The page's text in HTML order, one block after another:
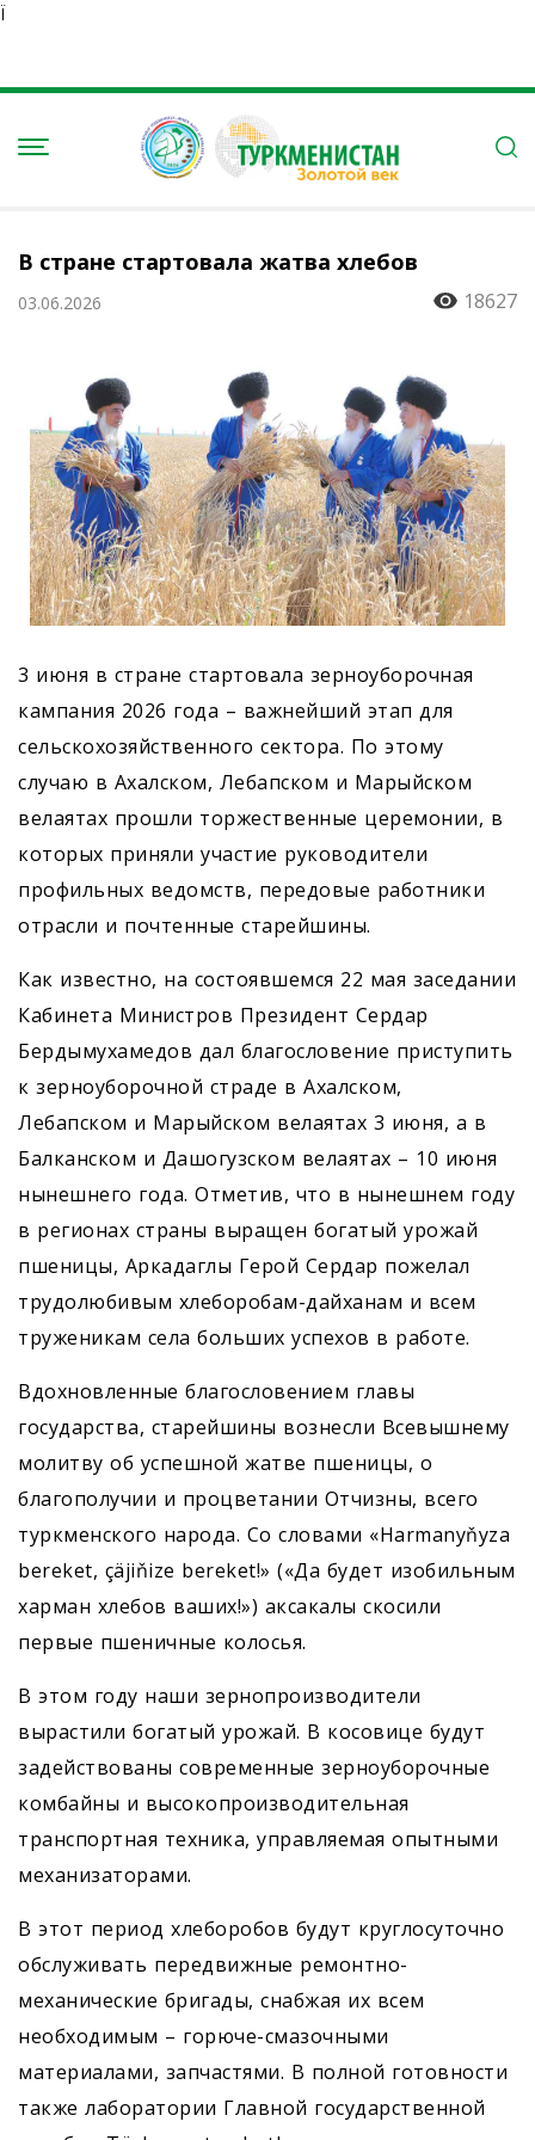
Ï
В стране стартовала жатва хлебов
03.06.2026 18627
3 июня в стране стартовала зерноуборочная
кампания 2026 года – важнейший этап для
сельскохозяйственного сектора. По этому
случаю в Ахалском, Лебапском и Марыйском
велаятах прошли торжественные церемонии, в
которых приняли участие руководители
профильных ведомств, передовые работники
отрасли и почтенные старейшины.
Как известно, на состоявшемся 22 мая заседании
Кабинета Министров Президент Сердар
Бердымухамедов дал благословение приступить
к зерноуборочной страде в Ахалском,
Лебапском и Марыйском велаятах 3 июня, а в
Балканском и Даш­огузском велаятах – 10 июня
нынешнего года. Отметив, что в нынешнем году
в регионах страны выращен богатый урожай
пшеницы, Аркадаглы Герой Сердар пожелал
трудолюбивым хлеборобам-дайханам и всем
труженикам села больших успехов в работе.
Вдохновленные благословением главы
государства, старейшины вознесли Всевышнему
молитву об успешной жатве пшеницы, о
благополучии и процветании Отчизны, всего
туркменского народа. Со словами «Harmanyňyza
bereket, çäjiňize bereket!» («Да будет изобильным
харман хлебов ваших!») аксакалы скосили
первые пшеничные колосья.
В этом году наши зернопроизводители
вырастили богатый урожай. В косовице будут
задействованы современные зерноуборочные
комбайны и высокопроизводительная
транспортная техника, управляемая опытными
механизаторами.
В этот период хлеборобов будут круглосуточно
обслуживать передвижные ремонтно-
механические бригады, снабжая их всем
необходимым – горюче-смазочными
материалами, запчастями. В полной готовности
также лаборатории Главной государственной